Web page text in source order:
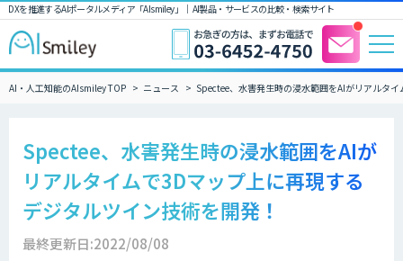
DXを推進するAIポータルメディア「AIsmiley」｜ AI製品・サービスの比較・検索サイト
AI・人工知能のAIsmiley TOP ニュース Spectee、水害発生時の浸水範囲をAIがリアルタ
Spectee、水害発生時の浸水範囲をAIが
リアルタイムで3Dマップ上に再現する
デジタルツイン技術を開発！
最終更新日:2022/08/08